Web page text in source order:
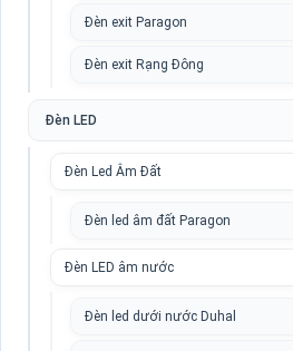
Đèn exit Paragon
Đèn exit Rạng Đông
Đèn LED
Đèn Led Âm Đất
Đèn led âm đất Paragon
Đèn LED âm nước
Đèn led dưới nước Duhal